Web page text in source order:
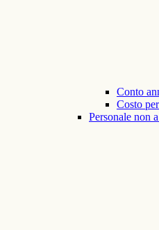
Conto
Costo
Personale non